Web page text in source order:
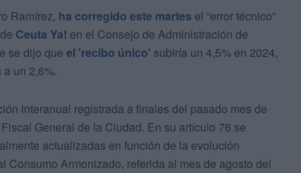
Ramírez, ha corregido este martes el “error técnico”
Ceuta Ya! en el Consejo de Administración de
se dijo que el 'recibo único' subiría un 4,5% en 2024,
un 2,6%.
interanual registrada a finales del pasado mes de
General de la Ciudad. En su artículo 76 se
actualizadas en función de la evolución
Armonizado, referida al mes de agosto del